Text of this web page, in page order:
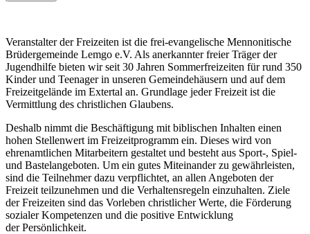
Veranstalter der Freizeiten ist die frei-evangelische Mennonitische
Brüdergemeinde Lemgo e.V. Als anerkannter freier Träger der
Jugendhilfe bieten wir seit 30 Jahren Sommerfreizeiten für rund 350
Kinder und Teenager in unseren Gemeindehäusern und auf dem
Freizeitgelände im Extertal an. Grundlage jeder Freizeit ist die
Vermittlung des christlichen Glaubens.
Deshalb nimmt die Beschäftigung mit biblischen Inhalten einen
hohen Stellenwert im Freizeitprogramm ein. Dieses wird von
ehrenamtlichen Mitarbeitern gestaltet und besteht aus Sport-, Spiel-
und Bastelangeboten. Um ein gutes Miteinander zu gewährleisten,
sind die Teilnehmer dazu verpflichtet, an allen Angeboten der
Freizeit teilzunehmen und die Verhaltensregeln einzuhalten. Ziele
der Freizeiten sind das Vorleben christlicher Werte, die Förderung
sozialer Kompetenzen und die positive Entwicklung
der Persönlichkeit.